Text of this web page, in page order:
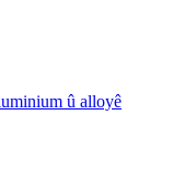
û alloyê